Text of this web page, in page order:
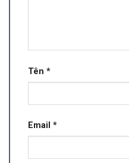
Tên *
Email *